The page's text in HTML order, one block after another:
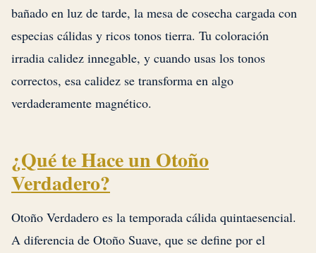
bañado en luz de tarde, la mesa de cosecha cargada con
especias cálidas y ricos tonos tierra. Tu coloración
irradia calidez innegable, y cuando usas los tonos
correctos, esa calidez se transforma en algo
verdaderamente magnético.
¿Qué te Hace un Otoño
Verdadero?
Otoño Verdadero es la temporada cálida quintaesencial.
A diferencia de Otoño Suave, que se define por el